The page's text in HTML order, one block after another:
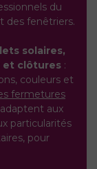
du
des fenêtriers.
solaires,
et clôtures :
couleurs et
fermetures
aux
particularités
pour